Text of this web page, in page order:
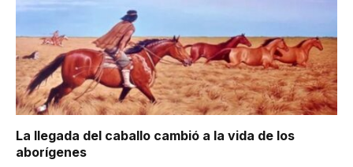
La llegada del caballo cambió a la vida de los
aborígenes